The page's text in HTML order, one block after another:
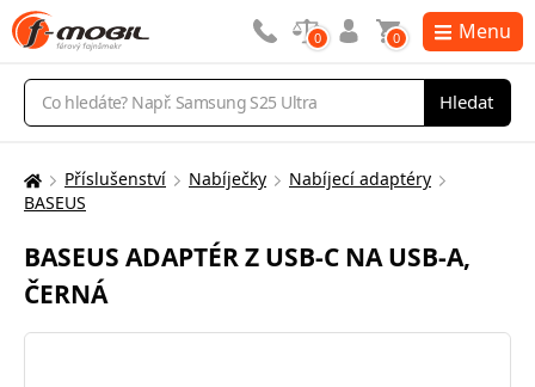
Vyhledávání
Hledat
0 0 Menu
Zde
nacházíte:
Příslušenství Nabíječky
Nabíjecí adaptéry
BASEUS
BASEUS ADAPTÉR Z USB-C NA USB-A,
ČERNÁ